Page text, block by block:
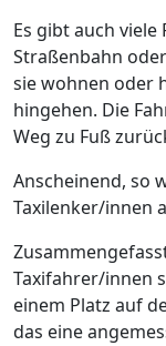
Es gibt auch
Straßenbahn
sie wohnen oder
hingehen. Die
Weg zu Fuß
Anscheinend, so
Taxilenker/innen
Taxifahrer/innen
einem Platz auf
das eine